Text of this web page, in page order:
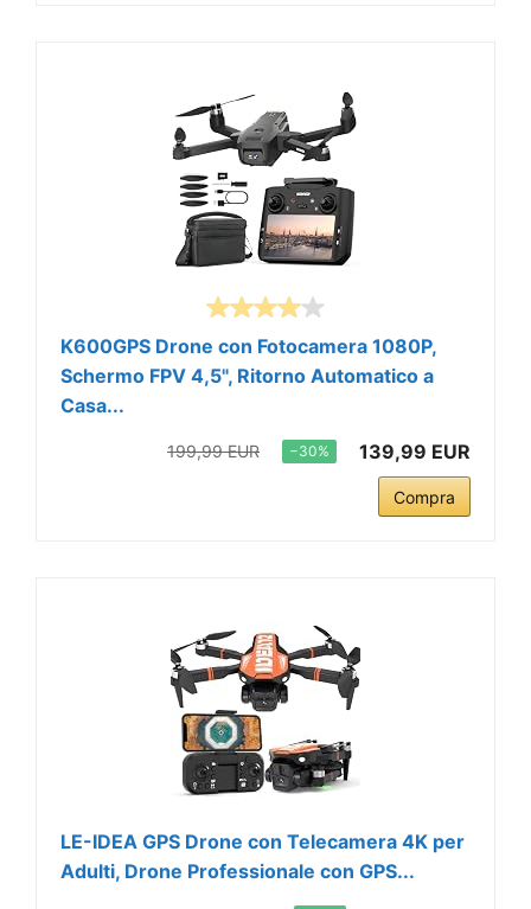
K600GPS Drone con Fotocamera 1080P,
Schermo FPV 4,5", Ritorno Automatico a
Casa...
199,99 EUR −30% 139,99 EUR
Compra
LE-IDEA GPS Drone con Telecamera 4K per
Adulti, Drone Professionale con GPS...